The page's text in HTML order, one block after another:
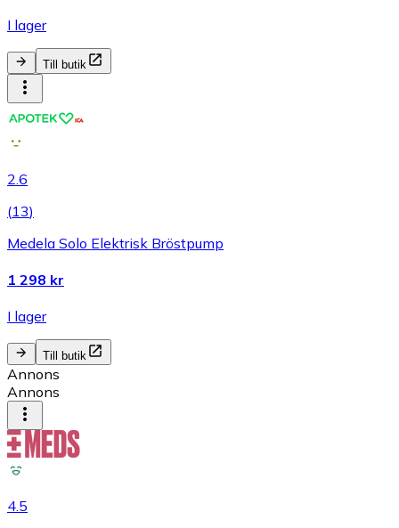
I lager
Till butik
2.6
(13)
Medela Solo Elektrisk Bröstpump
1 298 kr
I lager
Till butik
Annons
Annons
4.5